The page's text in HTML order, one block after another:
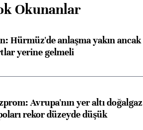
Okunanlar
Hürmüz'de anlaşma yakın ancak
yerine gelmeli
Avrupa'nın yer altı doğalgaz
rekor düzeyde düşük